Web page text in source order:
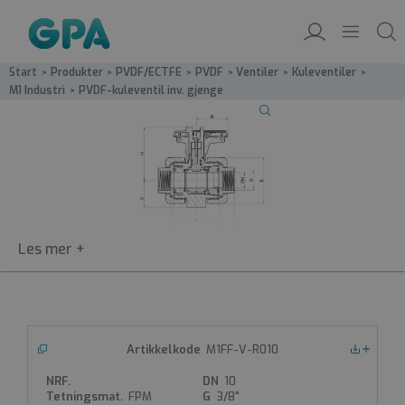
Start / Produkter / PVDF/ECTFE / PVDF / Ventiler / Kuleventiler /
M1 Industri / PVDF-kuleventil inv. gjenge
M1FF
PVDF-kuleventil innv. gjenge
M1FF-V-R010
10
FPM
3/8"